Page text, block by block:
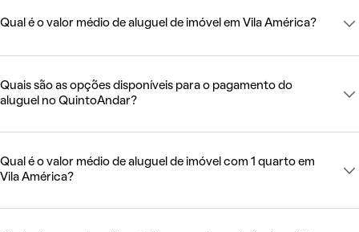
Qual é o valor médio de aluguel de imóvel em Vila América?
Quais são as opções disponíveis para o pagamento do
aluguel no QuintoAndar?
Qual é o valor médio de aluguel de imóvel com 1 quarto em
Vila América?